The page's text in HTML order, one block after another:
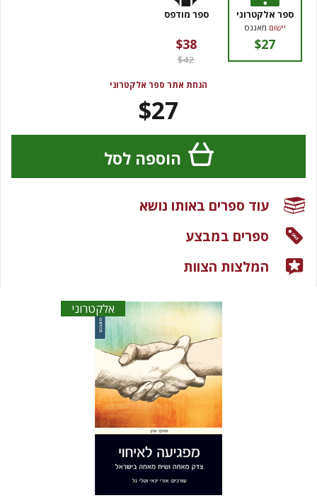
אלקטרוני
ספר אלקטרוני
יישום מאגנס
$27
ספר מודפס
$38
$42
הנחת אתר ספר אלקטרוני
$27
הוספה לסל
עוד ספרים באותו נושא
ספרים במבצע
המלצות הצוות